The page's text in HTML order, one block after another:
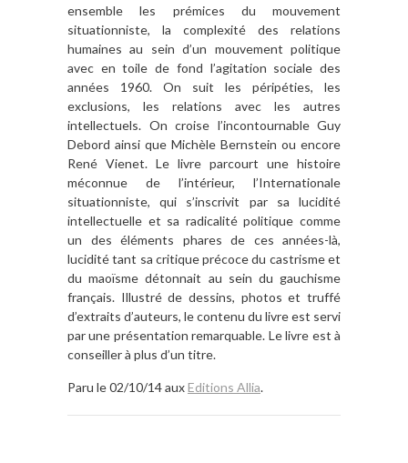
ensemble les prémices du mouvement
situationniste, la complexité des relations
humaines au sein d’un mouvement politique
avec en toile de fond l’agitation sociale des
années 1960. On suit les péripéties, les
exclusions, les relations avec les autres
intellectuels. On croise l’incontournable Guy
Debord ainsi que Michèle Bernstein ou encore
René Vienet. Le livre parcourt une histoire
méconnue de l’intérieur, l’Internationale
situationniste, qui s’inscrivit par sa lucidité
intellectuelle et sa radicalité politique comme
un des éléments phares de ces années-là,
lucidité tant sa critique précoce du castrisme et
du maoïsme détonnait au sein du gauchisme
français. Illustré de dessins, photos et truffé
d’extraits d’auteurs, le contenu du livre est servi
par une présentation remarquable. Le livre est à
conseiller à plus d’un titre.
Paru le 02/10/14 auxEditions Allia.